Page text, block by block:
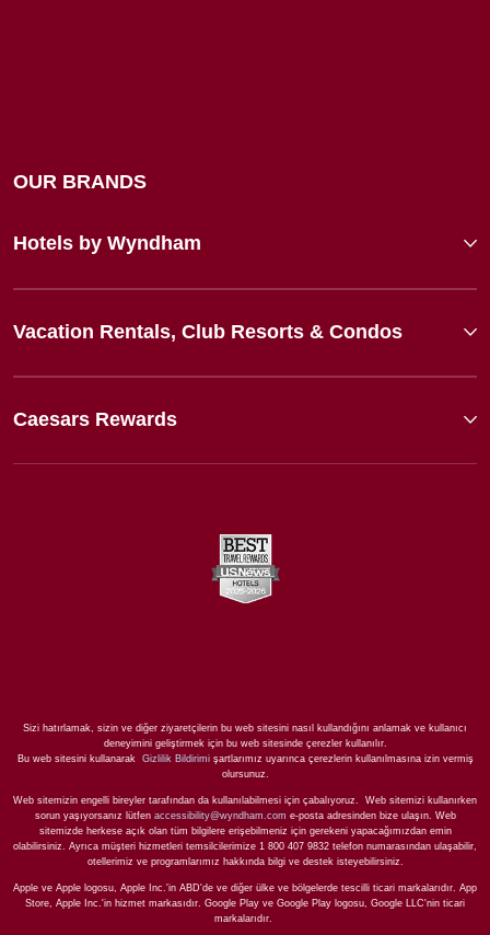
OUR BRANDS
Hotels by Wyndham
Vacation Rentals, Club Resorts & Condos
Caesars Rewards
Sizi hatırlamak, sizin ve diğer ziyaretçilerin bu web sitesini nasıl kullandığını anlamak ve kullanıcı
deneyimini geliştirmek için bu web sitesinde çerezler kullanılır.
Bu web sitesini kullanarak Gizlilik Bildirimişartlarımız uyarınca çerezlerin kullanılmasına izin vermiş
olursunuz.
Web sitemizin engelli bireyler tarafından da kullanılabilmesi için çabalıyoruz. Web sitemizi kullanırken
sorun yaşıyorsanız lütfen accessibility@wyndham.com e-posta adresinden bize ulaşın. Web
sitemizde herkese açık olan tüm bilgilere erişebilmeniz için gerekeni yapacağımızdan emin
olabilirsiniz. Ayrıca müşteri hizmetleri temsilcilerimize 1 800 407 9832 telefon numarasından ulaşabilir,
otellerimiz ve programlarımız hakkında bilgi ve destek isteyebilirsiniz.
Apple ve Apple logosu, Apple Inc.'in ABD'de ve diğer ülke ve bölgelerde tescilli ticari markalarıdır. App
Store, Apple Inc.'in hizmet markasıdır. Google Play ve Google Play logosu, Google LLC'nin ticari
markalarıdır.